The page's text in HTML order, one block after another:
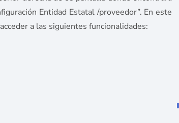
Entidad Estatal /proveedor”. En este
a las siguientes funcionalidades: